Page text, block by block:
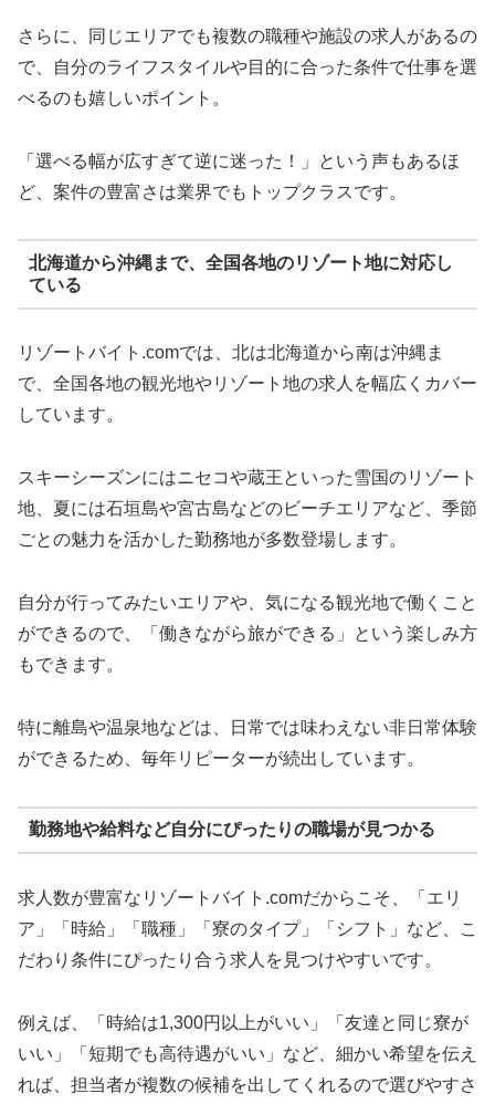
さらに、同じエリアでも複数の職種や施設の求人があるの
で、自分のライフスタイルや目的に合った条件で仕事を選
べるのも嬉しいポイント。
「選べる幅が広すぎて逆に迷った！」という声もあるほ
ど、案件の豊富さは業界でもトップクラスです。
北海道から沖縄まで、全国各地のリゾート地に対応し
ている
リゾートバイト.comでは、北は北海道から南は沖縄ま
で、全国各地の観光地やリゾート地の求人を幅広くカバー
しています。
スキーシーズンにはニセコや蔵王といった雪国のリゾート
地、夏には石垣島や宮古島などのビーチエリアなど、季節
ごとの魅力を活かした勤務地が多数登場します。
自分が行ってみたいエリアや、気になる観光地で働くこと
ができるので、「働きながら旅ができる」という楽しみ方
もできます。
特に離島や温泉地などは、日常では味わえない非日常体験
ができるため、毎年リピーターが続出しています。
勤務地や給料など自分にぴったりの職場が見つかる
求人数が豊富なリゾートバイト.comだからこそ、「エリ
ア」「時給」「職種」「寮のタイプ」「シフト」など、こ
だわり条件にぴったり合う求人を見つけやすいです。
例えば、「時給は1,300円以上がいい」「友達と同じ寮が
いい」「短期でも高待遇がいい」など、細かい希望を伝え
れば、担当者が複数の候補を出してくれるので選びやすさ